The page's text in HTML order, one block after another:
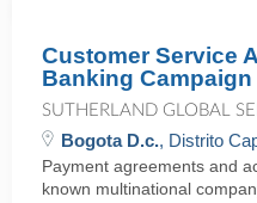
Customer Service
Banking Campaign
SUTHERLAND GLOBAL
Bogota D.c., Distrito
Payment agreements and
known multinational